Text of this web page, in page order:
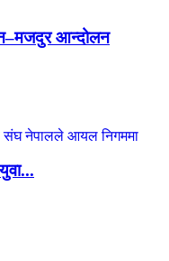
आन्दोलन